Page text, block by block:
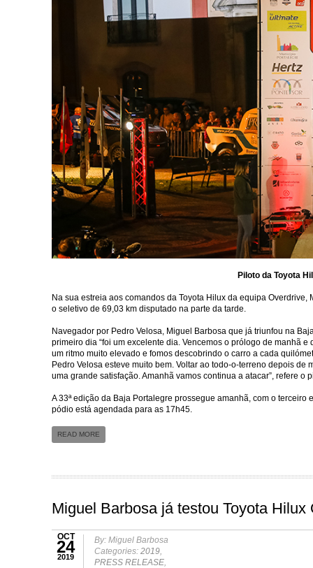
Piloto da Toyota
Na sua estreia aos comandos da Toyota Hilux da equipa
o seletivo de 69,03 km disputado na parte da tarde.
Navegador por Pedro Velosa, Miguel Barbosa que já triunfou na
primeiro dia “foi um excelente dia. Vencemos o prólogo de manhã
um ritmo muito elevado e fomos descobrindo o carro a cada
Pedro Velosa esteve muito bem. Voltar ao todo-o-terreno depois
uma grande satisfação. Amanhã vamos continua a atacar”, refere o
A 33ª edição da Baja Portalegre prossegue amanhã, com o
pódio está agendada para as 17h45.
READ MORE
Miguel Barbosa já testou Toyota Hilux
OCT
24
2019
By: Miguel Barbosa
Categories: 2019,
PRESS RELEASE,